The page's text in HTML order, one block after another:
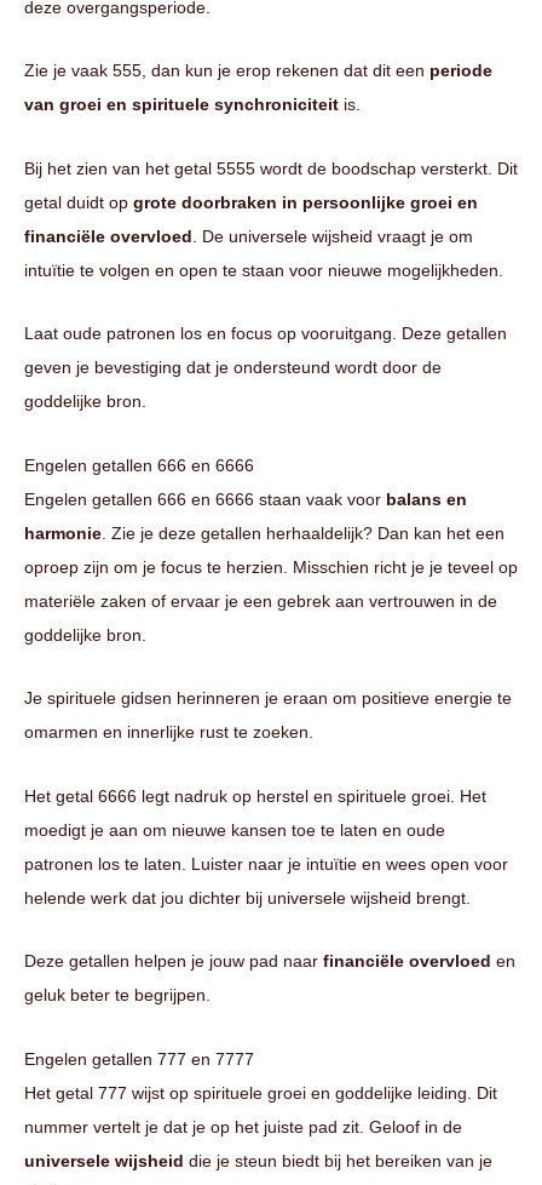
deze overgangsperiode.
Zie je vaak 555, dan kun je erop rekenen dat dit een periode
van groei en spirituele synchroniciteit is.
Bij het zien van het getal 5555 wordt de boodschap versterkt. Dit
getal duidt op grote doorbraken in persoonlijke groei en
financiële overvloed . De universele wijsheid vraagt je om
intuïtie te volgen en open te staan voor nieuwe mogelijkheden.
Laat oude patronen los en focus op vooruitgang. Deze getallen
geven je bevestiging dat je ondersteund wordt door de
goddelijke bron.
Engelen getallen 666 en 6666
Engelen getallen 666 en 6666 staan vaak voor balans en
harmonie . Zie je deze getallen herhaaldelijk? Dan kan het een
oproep zijn om je focus te herzien. Misschien richt je je teveel op
materiële zaken of ervaar je een gebrek aan vertrouwen in de
goddelijke bron.
Je spirituele gidsen herinneren je eraan om positieve energie te
omarmen en innerlijke rust te zoeken.
Het getal 6666 legt nadruk op herstel en spirituele groei. Het
moedigt je aan om nieuwe kansen toe te laten en oude
patronen los te laten. Luister naar je intuïtie en wees open voor
helende werk dat jou dichter bij universele wijsheid brengt.
Deze getallen helpen je jouw pad naar financiële overvloed en
geluk beter te begrijpen.
Engelen getallen 777 en 7777
Het getal 777 wijst op spirituele groei en goddelijke leiding. Dit
nummer vertelt je dat je op het juiste pad zit. Geloof in de
universele wijsheid die je steun biedt bij het bereiken van je